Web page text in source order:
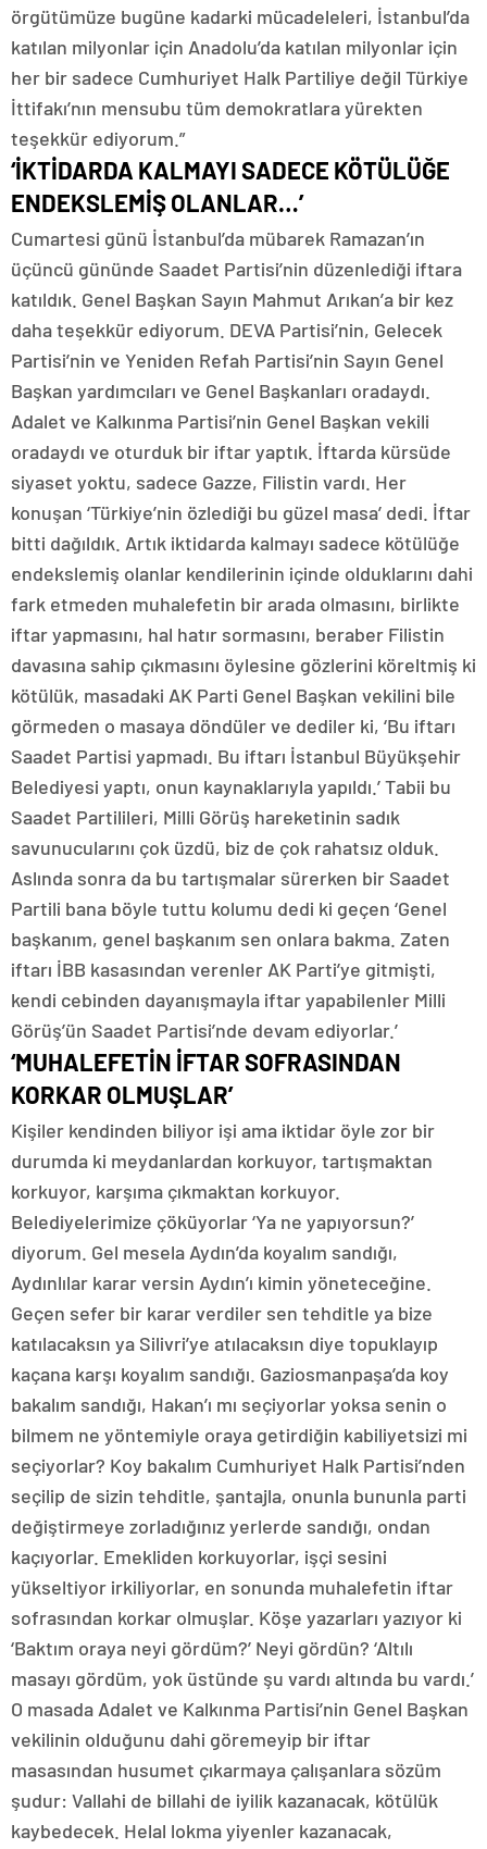
örgütümüze bugüne kadarki mücadeleleri, İstanbul’da
katılan milyonlar için Anadolu’da katılan milyonlar için
her bir sadece Cumhuriyet Halk Partiliye değil Türkiye
İttifakı’nın mensubu tüm demokratlara yürekten
teşekkür ediyorum.”
‘İKTİDARDA KALMAYI SADECE KÖTÜLÜĞE
ENDEKSLEMİŞ OLANLAR…’
Cumartesi günü İstanbul’da mübarek Ramazan’ın
üçüncü gününde Saadet Partisi’nin düzenlediği iftara
katıldık. Genel Başkan Sayın Mahmut Arıkan’a bir kez
daha teşekkür ediyorum. DEVA Partisi’nin, Gelecek
Partisi’nin ve Yeniden Refah Partisi’nin Sayın Genel
Başkan yardımcıları ve Genel Başkanları oradaydı.
Adalet ve Kalkınma Partisi’nin Genel Başkan vekili
oradaydı ve oturduk bir iftar yaptık. İftarda kürsüde
siyaset yoktu, sadece Gazze, Filistin vardı. Her
konuşan ‘Türkiye’nin özlediği bu güzel masa’ dedi. İftar
bitti dağıldık. Artık iktidarda kalmayı sadece kötülüğe
endekslemiş olanlar kendilerinin içinde olduklarını dahi
fark etmeden muhalefetin bir arada olmasını, birlikte
iftar yapmasını, hal hatır sormasını, beraber Filistin
davasına sahip çıkmasını öylesine gözlerini köreltmiş ki
kötülük, masadaki AK Parti Genel Başkan vekilini bile
görmeden o masaya döndüler ve dediler ki, ‘Bu iftarı
Saadet Partisi yapmadı. Bu iftarı İstanbul Büyükşehir
Belediyesi yaptı, onun kaynaklarıyla yapıldı.’ Tabii bu
Saadet Partilileri, Milli Görüş hareketinin sadık
savunucularını çok üzdü, biz de çok rahatsız olduk.
Aslında sonra da bu tartışmalar sürerken bir Saadet
Partili bana böyle tuttu kolumu dedi ki geçen ‘Genel
başkanım, genel başkanım sen onlara bakma. Zaten
iftarı İBB kasasından verenler AK Parti’ye gitmişti,
kendi cebinden dayanışmayla iftar yapabilenler Milli
Görüş’ün Saadet Partisi’nde devam ediyorlar.’
‘MUHALEFETİN İFTAR SOFRASINDAN
KORKAR OLMUŞLAR’
Kişiler kendinden biliyor işi ama iktidar öyle zor bir
durumda ki meydanlardan korkuyor, tartışmaktan
korkuyor, karşıma çıkmaktan korkuyor.
Belediyelerimize çöküyorlar ‘Ya ne yapıyorsun?’
diyorum. Gel mesela Aydın’da koyalım sandığı,
Aydınlılar karar versin Aydın’ı kimin yöneteceğine.
Geçen sefer bir karar verdiler sen tehditle ya bize
katılacaksın ya Silivri’ye atılacaksın diye topuklayıp
kaçana karşı koyalım sandığı. Gaziosmanpaşa’da koy
bakalım sandığı, Hakan’ı mı seçiyorlar yoksa senin o
bilmem ne yöntemiyle oraya getirdiğin kabiliyetsizi mi
seçiyorlar? Koy bakalım Cumhuriyet Halk Partisi’nden
seçilip de sizin tehditle, şantajla, onunla bununla parti
değiştirmeye zorladığınız yerlerde sandığı, ondan
kaçıyorlar. Emekliden korkuyorlar, işçi sesini
yükseltiyor irkiliyorlar, en sonunda muhalefetin iftar
sofrasından korkar olmuşlar. Köşe yazarları yazıyor ki
‘Baktım oraya neyi gördüm?’ Neyi gördün? ‘Altılı
masayı gördüm, yok üstünde şu vardı altında bu vardı.’
O masada Adalet ve Kalkınma Partisi’nin Genel Başkan
vekilinin olduğunu dahi göremeyip bir iftar
masasından husumet çıkarmaya çalışanlara sözüm
şudur: Vallahi de billahi de iyilik kazanacak, kötülük
kaybedecek. Helal lokma yiyenler kazanacak,